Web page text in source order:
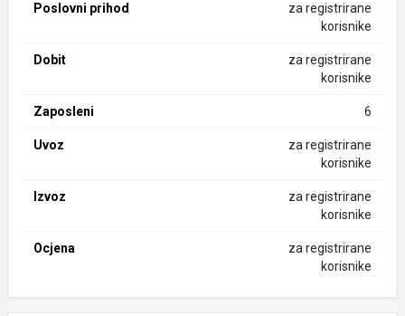
Poslovni prihod
za registrirane
korisnike
Dobit
za registrirane
korisnike
Zaposleni 6
Uvoz
za registrirane
korisnike
Izvoz
za registrirane
korisnike
Ocjena
za registrirane
korisnike